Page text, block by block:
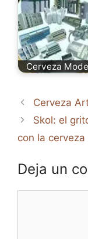
Cerveza
Cerveza
Skol: el
con la cerveza
Deja un